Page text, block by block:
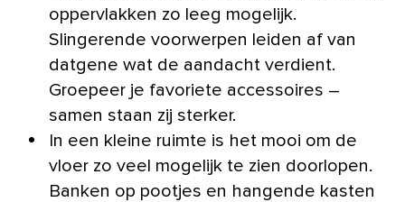
oppervlakken zo leeg mogelijk.
Slingerende voorwerpen leiden af van
datgene wat de aandacht verdient.
Groepeer je favoriete accessoires –
samen staan zij sterker.
In een kleine ruimte is het mooi om de
vloer zo veel mogelijk te zien doorlopen.
Banken op pootjes en hangende kasten